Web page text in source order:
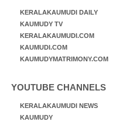
KERALAKAUMUDI DAILY
KAUMUDY TV
KERALAKAUMUDI.COM
KAUMUDI.COM
KAUMUDYMATRIMONY.COM
YOUTUBE CHANNELS
KERALAKAUMUDI NEWS
KAUMUDY